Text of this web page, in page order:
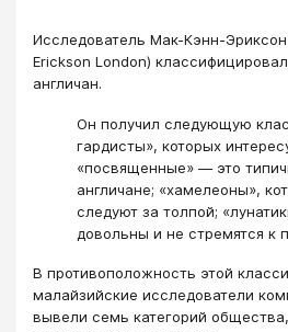
Исследователь Мак-Кэнн-
Erickson London)
англичан.
Он получил следующую
гардисты», которых
«посвященные» — это
англичане; «хамелеоны»,
следуют за толпой;
довольны и не стремятся к
В противоположность этой
малайзийские исследователи
вывели семь категорий